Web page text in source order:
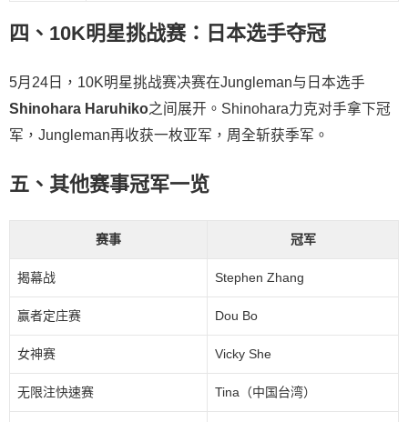
四、10K明星挑战赛：日本选手夺冠
5月24日，10K明星挑战赛决赛在Jungleman与日本选手
Shinohara Haruhiko之间展开。Shinohara力克对手拿下冠
军，Jungleman再收获一枚亚军，周全斩获季军。
五、其他赛事冠军一览
赛事 冠军
揭幕战 Stephen Zhang
赢者定庄赛 Dou Bo
女神赛 Vicky She
无限注快速赛 Tina（中国台湾）